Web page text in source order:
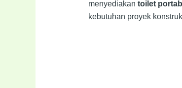
menyediakan toilet
kebutuhan proyek